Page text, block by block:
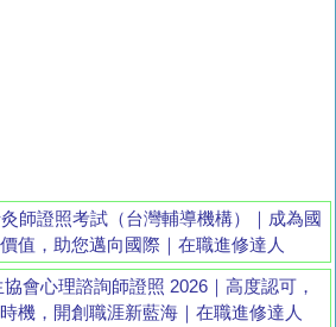
師證照考試（台灣輔導機構）｜成為國
值，助您邁向國際｜在職進修達人
會心理諮詢師證照 2026｜高度認可，
機，開創職涯新藍海｜在職進修達人